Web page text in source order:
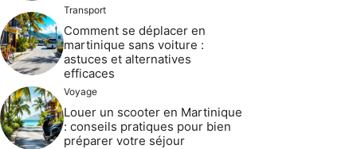
Transport
Comment se déplacer en
martinique sans voiture :
astuces et alternatives
efficaces
Voyage
Louer un scooter en Martinique
: conseils pratiques pour bien
préparer votre séjour